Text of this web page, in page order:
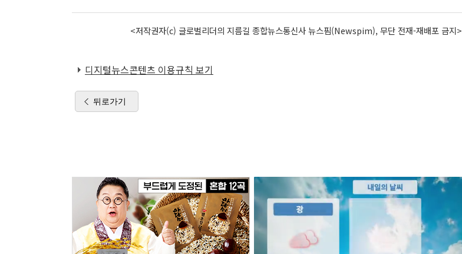
<저작권자(c) 글로벌리더의 지름길 종합뉴스통신사 뉴스핌(Newspim), 무단 전재-재배포 금지>
디지털뉴스콘텐츠 이용규칙 보기
뒤로가기